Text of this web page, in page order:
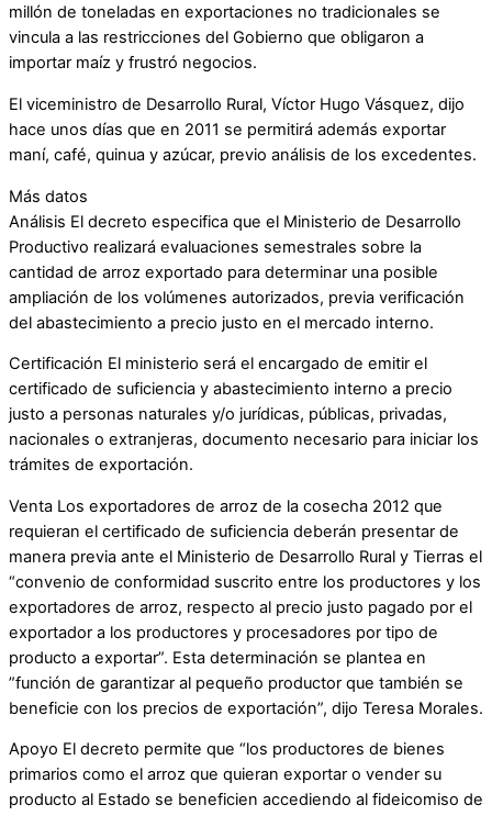
millón de toneladas en exportaciones no tradicionales se
vincula a las restricciones del Gobierno que obligaron a
importar maíz y frustró negocios.
El viceministro de Desarrollo Rural, Víctor Hugo Vásquez, dijo
hace unos días que en 2011 se permitirá además exportar
maní, café, quinua y azúcar, previo análisis de los excedentes.
Más datos
Análisis El decreto especifica que el Ministerio de Desarrollo
Productivo realizará evaluaciones semestrales sobre la
cantidad de arroz exportado para determinar una posible
ampliación de los volúmenes autorizados, previa verificación
del abastecimiento a precio justo en el mercado interno.
Certificación El ministerio será el encargado de emitir el
certificado de suficiencia y abastecimiento interno a precio
justo a personas naturales y/o jurídicas, públicas, privadas,
nacionales o extranjeras, documento necesario para iniciar los
trámites de exportación.
Venta Los exportadores de arroz de la cosecha 2012 que
requieran el certificado de suficiencia deberán presentar de
manera previa ante el Ministerio de Desarrollo Rural y Tierras el
“convenio de conformidad suscrito entre los productores y los
exportadores de arroz, respecto al precio justo pagado por el
exportador a los productores y procesadores por tipo de
producto a exportar”. Esta determinación se plantea en
”función de garantizar al pequeño productor que también se
beneficie con los precios de exportación”, dijo Teresa Morales.
Apoyo El decreto permite que “los productores de bienes
primarios como el arroz que quieran exportar o vender su
producto al Estado se beneficien accediendo al fideicomiso de